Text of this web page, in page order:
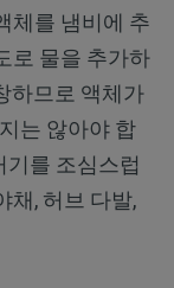
체를 냄비에 추
로 물을 추가하
하므로 액체가
는 않아야 합
기를 조심스럽
채, 허브 다발,